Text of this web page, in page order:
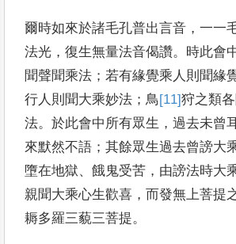
爾時如來於諸毛孔普出言音 ，一一
法光 ，復生無量法音偈讚。 時此會
聞聲聞乘法 ；若有緣覺乘人則聞緣
行人則聞大乘妙法 ；鳥 [11]狩之類
法。於此會中所有眾生 ，過去未曾
來默然不語 ；其餘眾生過去曾謗大
墮在地獄、餓鬼受苦 ， 由謗法時大
親聞大乘心生歡喜 ， 而發無上菩提
耨多羅三藐三菩提。